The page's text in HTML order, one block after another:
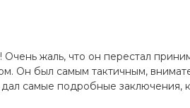
Очень жаль, что он перестал
Он был самым тактичным,
самые подробные заключения,